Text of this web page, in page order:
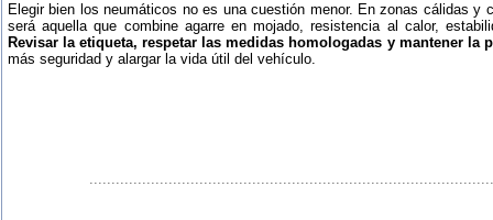
Elegir bien los neumáticos no es una cuestión menor. En zonas cálidas y
será aquella que combine agarre en mojado, resistencia al calor,
Revisar la etiqueta, respetar las medidas homologadas y mantener la
más seguridad y alargar la vida útil del vehículo.